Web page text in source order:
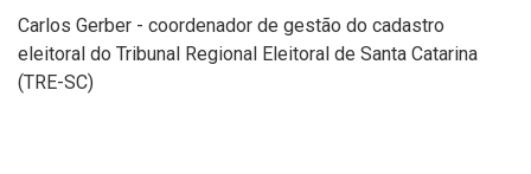
Carlos Gerber - coordenador de gestão do cadastro
eleitoral do Tribunal Regional Eleitoral de Santa Catarina
(TRE-SC)